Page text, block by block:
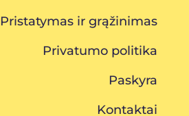
Pristatymas ir grąžinimas
Privatumo politika
Paskyra
Kontaktai